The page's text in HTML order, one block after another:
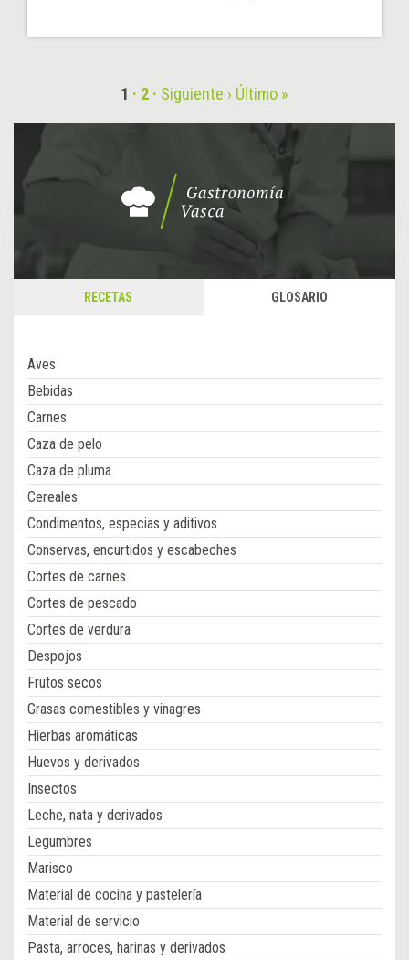
1 2 Siguiente › Último »
RECETAS GLOSARIO
Aves
Bebidas
Carnes
Caza de pelo
Caza de pluma
Cereales
Condimentos, especias y aditivos
Conservas, encurtidos y escabeches
Cortes de carnes
Cortes de pescado
Cortes de verdura
Despojos
Frutos secos
Grasas comestibles y vinagres
Hierbas aromáticas
Huevos y derivados
Insectos
Leche, nata y derivados
Legumbres
Marisco
Material de cocina y pastelería
Material de servicio
Pasta, arroces, harinas y derivados